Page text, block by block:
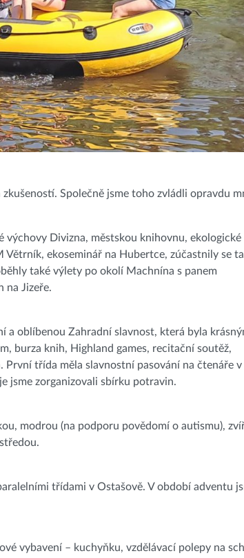
Společně jsme toho zvládli opravdu
Divizna, městskou knihovnu, ekologické
ekoseminář na Hubertce, zúčastnily se
také výlety po okolí Machnína s panem
na Jizeře.
a oblíbenou Zahradní slavnost, která byla
burza knih, Highland games, recitační soutěž,
třída měla slavnostní pasování na čtenáře v
jsme zorganizovali sbírku potravin.
modrou (na podporu povědomí o autismu),
třídami v Ostašově. V období adventu
vybavení – kuchyňku, vzdělávací polepy na